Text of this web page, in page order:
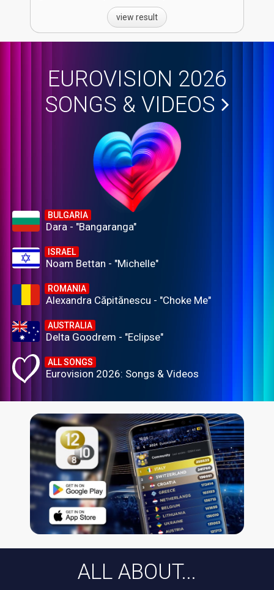
view result
EUROVISION 2026
SONGS & VIDEOS
BULGARIA
Dara - "Bangaranga"
ISRAEL
Noam Bettan - "Michelle"
ROMANIA
Alexandra Căpitănescu - "Choke Me"
AUSTRALIA
Delta Goodrem - "Eclipse"
ALL SONGS
Eurovision 2026: Songs & Videos
ALL ABOUT...